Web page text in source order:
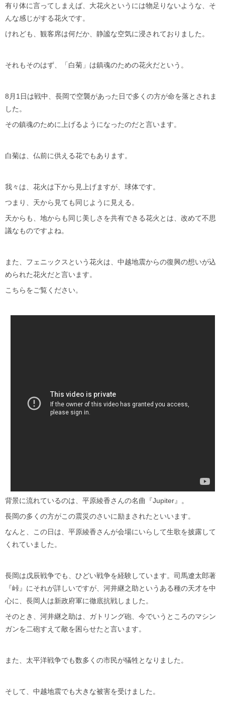
有り体に言ってしまえば、大花火というには物足りないような、そ
んな感じがする花火です。
けれども、観客席は何だか、静謐な空気に浸されておりました。
それもそのはず、「白菊」は鎮魂のための花火だという。
8月1日は戦中、長岡で空襲があった日で多くの方が命を落とされま
した。
その鎮魂のために上げるようになったのだと言います。
白菊は、仏前に供える花でもあります。
我々は、花火は下から見上げますが、球体です。
つまり、天から見ても同じように見える。
天からも、地からも同じ美しさを共有できる花火とは、改めて不思
議なものですよね。
また、フェニックスという花火は、中越地震からの復興の想いが込
められた花火だと言います。
こちらをご覧ください。
背景に流れているのは、平原綾香さんの名曲『Jupiter』。
長岡の多くの方がこの震災のさいに励まされたといいます。
なんと、この日は、平原綾香さんが会場にいらして生歌を披露して
くれていました。
長岡は戊辰戦争でも、ひどい戦争を経験しています。司馬遼太郎著
『峠』にそれが詳しいですが、河井継之助というある種の天才を中
心に、長岡人は新政府軍に徹底抗戦しました。
そのとき、河井継之助は、ガトリング砲、今でいうところのマシン
ガンを二砲すえて敵を困らせたと言います。
また、太平洋戦争でも数多くの市民が犠牲となりました。
そして、中越地震でも大きな被害を受けました。